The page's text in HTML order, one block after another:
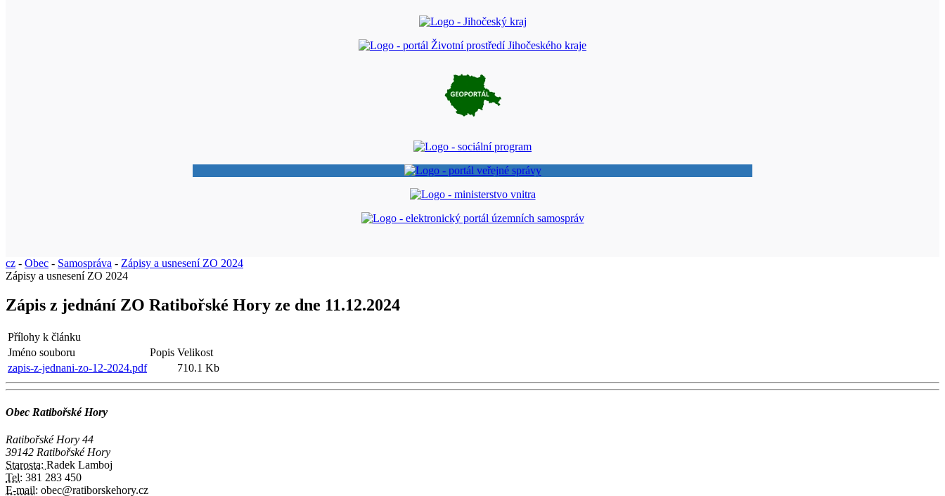
cz - Obec - Samospráva - Zápisy a usnesení ZO 2024
Zápisy a usnesení ZO 2024
Zápis z jednání ZO Ratibořské Hory ze dne 11.12.2024
Přílohy k článku
Jméno souboru
Popis Velikost
zapis-z-jednani-zo-12-2024.pdf
710.1 Kb
Obec Ratibořské Hory
Ratibořské Hory 44
39142 Ratibořské Hory
Starosta: Radek Lamboj
Tel: 381 283 450
E-mail: obec@ratiborskehory.cz